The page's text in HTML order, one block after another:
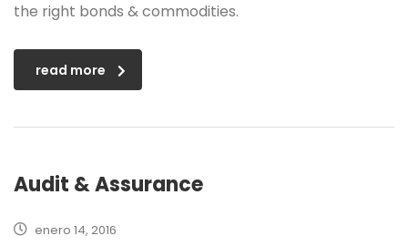
the right bonds & commodities.
read more
Audit & Assurance
enero 14, 2016